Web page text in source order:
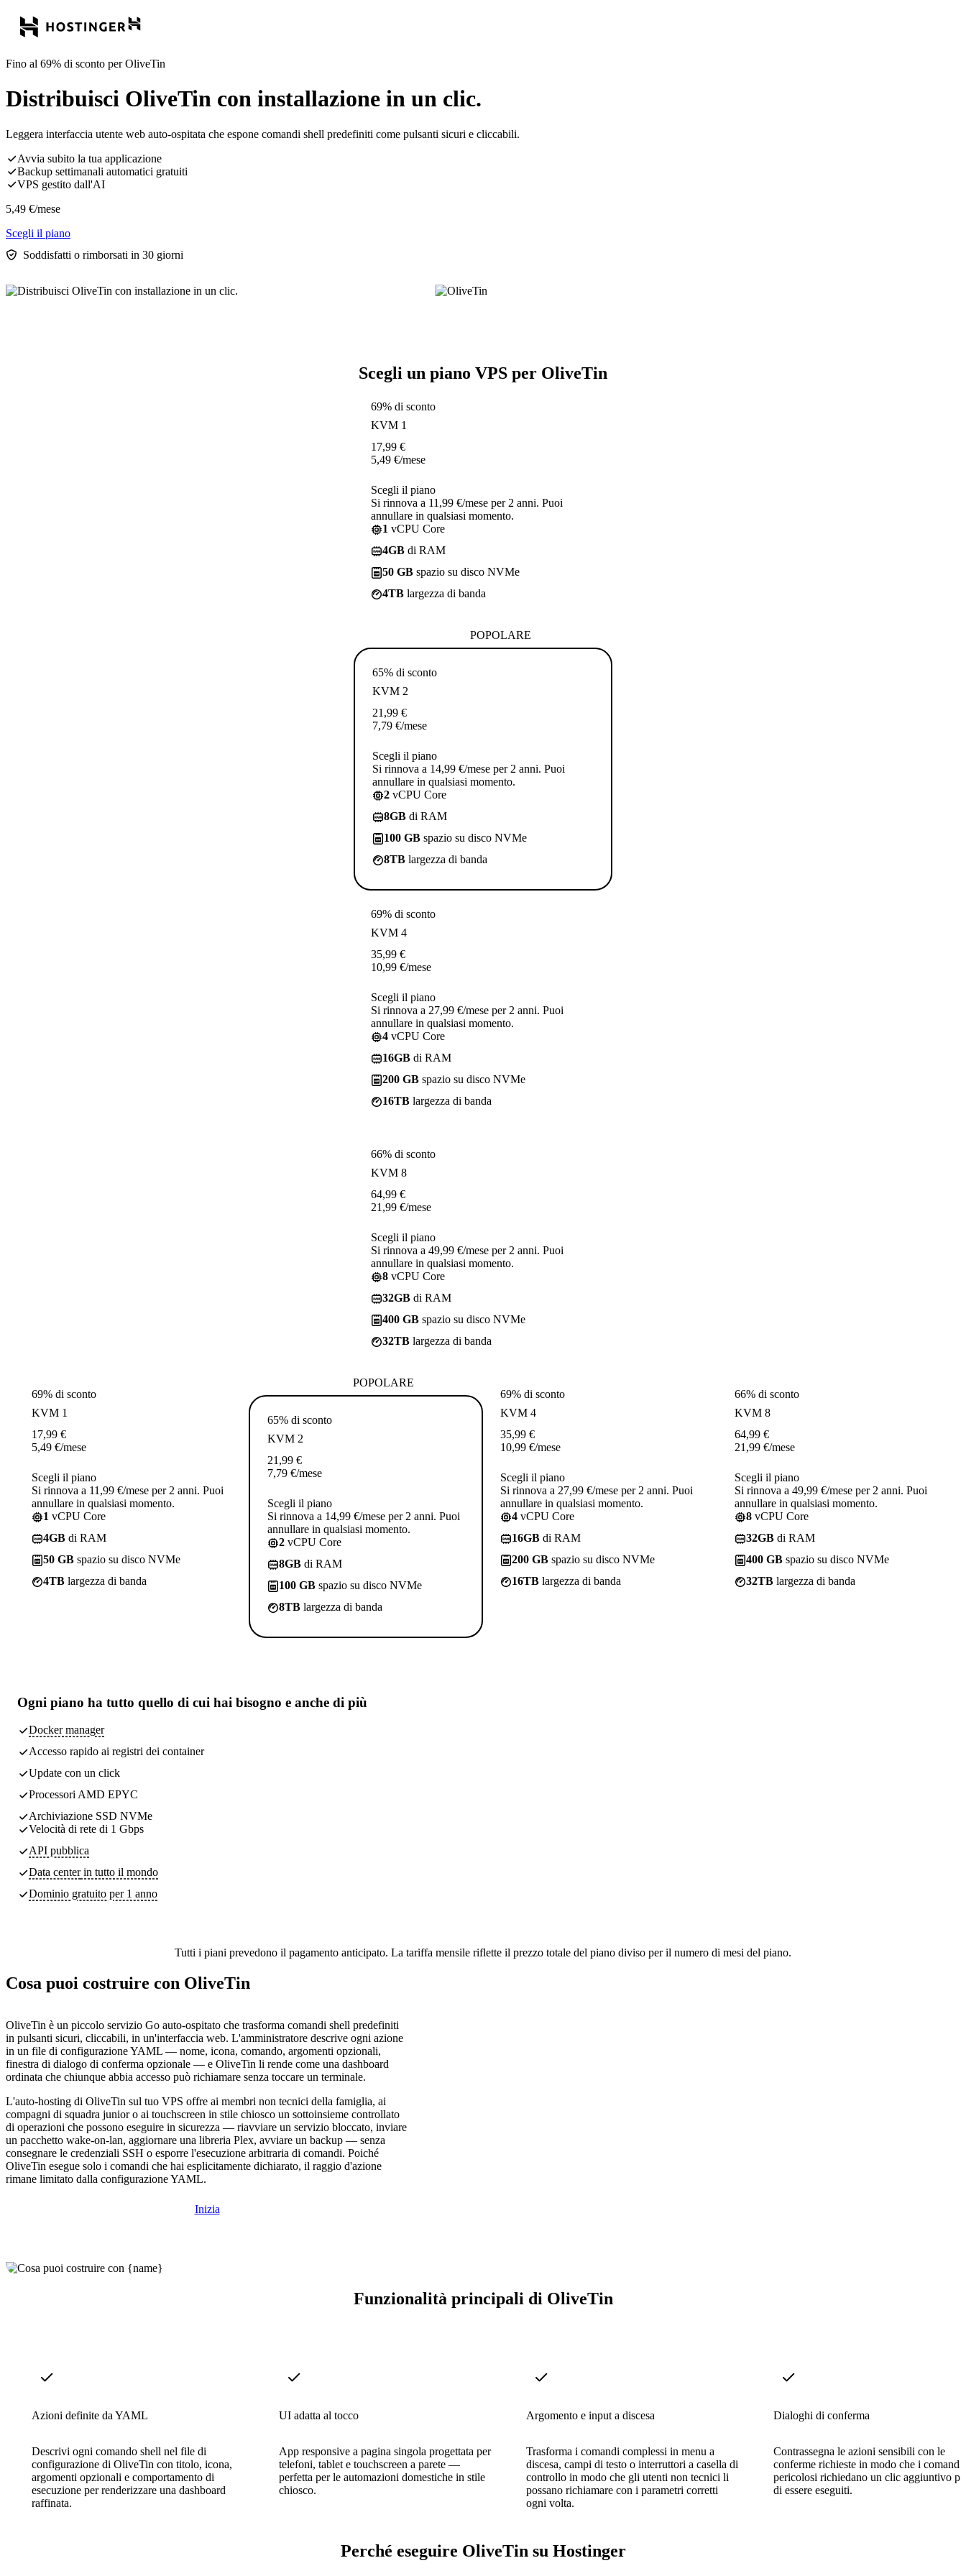
Fino al 69% di sconto per OliveTin
Distribuisci OliveTin con installazione in un clic.
Leggera interfaccia utente web auto-ospitata che espone comandi shell predefiniti come pulsanti sicuri e cliccabili.
Avvia subito la tua applicazione
Backup settimanali automatici gratuiti
VPS gestito dall'AI
5,49 €/mese
Scegli il piano
Soddisfatti o rimborsati in 30 giorni
Scegli un piano VPS per OliveTin
69% di sconto
KVM 1
17,99 €
5,49 €/mese
Scegli il piano
Si rinnova a 11,99 €/mese per 2 anni. Puoi
annullare in qualsiasi momento.
1 vCPU Core
4GB di RAM
50 GB spazio su disco NVMe
4TB largezza di banda
POPOLARE
65% di sconto
KVM 2
21,99 €
7,79 €/mese
Scegli il piano
Si rinnova a 14,99 €/mese per 2 anni. Puoi
annullare in qualsiasi momento.
2 vCPU Core
8GB di RAM
100 GB spazio su disco NVMe
8TB largezza di banda
69% di sconto
KVM 4
35,99 €
10,99 €/mese
Scegli il piano
Si rinnova a 27,99 €/mese per 2 anni. Puoi
annullare in qualsiasi momento.
4 vCPU Core
16GB di RAM
200 GB spazio su disco NVMe
16TB largezza di banda
66% di sconto
KVM 8
64,99 €
21,99 €/mese
Scegli il piano
Si rinnova a 49,99 €/mese per 2 anni. Puoi
annullare in qualsiasi momento.
8 vCPU Core
32GB di RAM
400 GB spazio su disco NVMe
32TB largezza di banda
69% di sconto
KVM 1
17,99 €
5,49 €/mese
Scegli il piano
Si rinnova a 11,99 €/mese per 2 anni. Puoi
annullare in qualsiasi momento.
1 vCPU Core
4GB di RAM
50 GB spazio su disco NVMe
4TB largezza di banda
POPOLARE
65% di sconto
KVM 2
21,99 €
7,79 €/mese
Scegli il piano
Si rinnova a 14,99 €/mese per 2 anni. Puoi
annullare in qualsiasi momento.
2 vCPU Core
8GB di RAM
100 GB spazio su disco NVMe
8TB largezza di banda
69% di sconto
KVM 4
35,99 €
10,99 €/mese
Scegli il piano
Si rinnova a 27,99 €/mese per 2 anni. Puoi
annullare in qualsiasi momento.
4 vCPU Core
16GB di RAM
200 GB spazio su disco NVMe
16TB largezza di banda
66% di sconto
KVM 8
64,99 €
21,99 €/mese
Scegli il piano
Si rinnova a 49,99 €/mese per 2 anni. Puoi
annullare in qualsiasi momento.
8 vCPU Core
32GB di RAM
400 GB spazio su disco NVMe
32TB largezza di banda
Ogni piano ha tutto quello di cui hai bisogno e anche di più
Docker manager
Accesso rapido ai registri dei container
Update con un click
Processori AMD EPYC
Archiviazione SSD NVMe
Velocità di rete di 1 Gbps
API pubblica
Data centerin tutto il mondo
Dominio gratuito per 1 anno
Tutti i piani prevedono il pagamento anticipato. La tariffa mensile riflette il prezzo totale del piano diviso per il numero di mesi del piano.
Cosa puoi costruire con OliveTin
OliveTin è un piccolo servizio Go auto-ospitato che trasforma comandi shell predefiniti
in pulsanti sicuri, cliccabili, in un'interfaccia web. L'amministratore descrive ogni azione
in un file di configurazione YAML — nome, icona, comando, argomenti opzionali,
finestra di dialogo di conferma opzionale — e OliveTin li rende come una dashboard
ordinata che chiunque abbia accesso può richiamare senza toccare un terminale.
L'auto-hosting di OliveTin sul tuo VPS offre ai membri non tecnici della famiglia, ai
compagni di squadra junior o ai touchscreen in stile chiosco un sottoinsieme controllato
di operazioni che possono eseguire in sicurezza — riavviare un servizio bloccato, inviare
un pacchetto wake-on-lan, aggiornare una libreria Plex, avviare un backup — senza
consegnare le credenziali SSH o esporre l'esecuzione arbitraria di comandi. Poiché
OliveTin esegue solo i comandi che hai esplicitamente dichiarato, il raggio d'azione
rimane limitato dalla configurazione YAML.
Inizia
Funzionalità principali di OliveTin
Azioni definite da YAML
Descrivi ogni comando shell nel file di
configurazione di OliveTin con titolo, icona,
argomenti opzionali e comportamento di
esecuzione per renderizzare una dashboard
raffinata.
UI adatta al tocco
App responsive a pagina singola progettata per
telefoni, tablet e touchscreen a parete —
perfetta per le automazioni domestiche in stile
chiosco.
Argomento e input a discesa
Trasforma i comandi complessi in menu a
discesa, campi di testo o interruttori a casella di
controllo in modo che gli utenti non tecnici li
possano richiamare con i parametri corretti
ogni volta.
Dialoghi di conferma
Contrassegna le azioni sensibili con le
conferme richieste in modo che i comandi
pericolosi richiedano un clic aggiuntivo
di essere eseguiti.
Perché eseguire OliveTin su Hostinger